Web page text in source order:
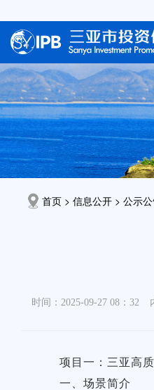
首页 > 信息公开 > 公示
时间：2025-09-27 08：32
项目一：三亚高
一、场景简介